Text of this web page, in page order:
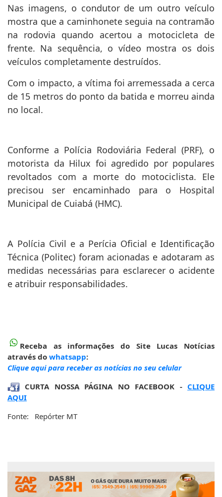
Nas imagens, o condutor de um outro veículo
mostra que a caminhonete seguia na contramão
na rodovia quando acertou a motocicleta de
frente. Na sequência, o vídeo mostra os dois
veículos completamente destruídos.
Com o impacto, a vítima foi arremessada a cerca
de 15 metros do ponto da batida e morreu ainda
no local.
Conforme a Polícia Rodoviária Federal (PRF), o
motorista da Hilux foi agredido por populares
revoltados com a morte do motociclista. Ele
precisou ser encaminhado para o Hospital
Municipal de Cuiabá (HMC).
A Polícia Civil e a Perícia Oficial e Identificação
Técnica (Politec) foram acionadas e adotaram as
medidas necessárias para esclarecer o acidente
e atribuir responsabilidades.
Receba as informações do Site Lucas Notícias
através do whatsapp:
Clique aqui para receber as notícias no seu celular
CURTA NOSSA PÁGINA NO FACEBOOK - CLIQUE
AQUI
Fonte: Repórter MT